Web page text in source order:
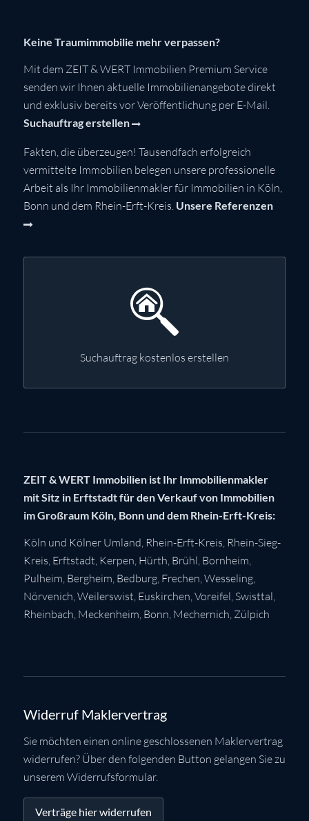
Keine Traumimmobilie mehr verpassen?
Mit dem ZEIT & WERT Immobilien Premium Service
senden wir Ihnen aktuelle Immobilienangebote direkt
und exklusiv bereits vor Veröffentlichung per E-Mail.
Suchauftrag erstellen
Fakten, die überzeugen! Tausendfach erfolgreich
vermittelte Immobilien belegen unsere professionelle
Arbeit als Ihr Immobilienmakler für Immobilien in Köln,
Bonn und dem Rhein-Erft-Kreis. Unsere Referenzen
Suchauftrag kostenlos erstellen
ZEIT & WERT Immobilien ist Ihr Immobilienmakler
mit Sitz in Erftstadt für den Verkauf von Immobilien
im Großraum Köln, Bonn und dem Rhein-Erft-Kreis:
Köln und Kölner Umland, Rhein-Erft-Kreis, Rhein-Sieg-
Kreis, Erftstadt, Kerpen, Hürth, Brühl, Bornheim,
Pulheim, Bergheim, Bedburg, Frechen,Wesseling,
Nörvenich,Weilerswist, Euskirchen, Voreifel, Swisttal,
Rheinbach, Meckenheim, Bonn, Mechernich, Zülpich
Widerruf Maklervertrag
Sie möchten einen online geschlossenen Maklervertrag
widerrufen? Über den folgenden Button gelangen Sie zu
unserem Widerrufsformular.
Verträge hier widerrufen